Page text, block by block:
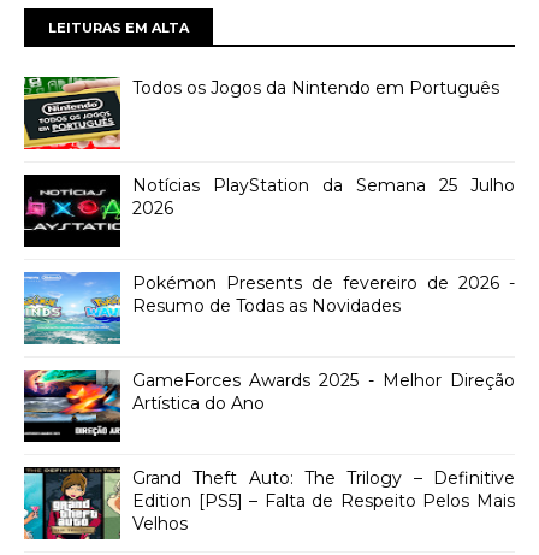
LEITURAS EM ALTA
Todos os Jogos da Nintendo em Português
Notícias PlayStation da Semana 25 Julho
2026
Pokémon Presents de fevereiro de 2026 -
Resumo de Todas as Novidades
GameForces Awards 2025 - Melhor Direção
Artística do Ano
Grand Theft Auto: The Trilogy – Definitive
Edition [PS5] – Falta de Respeito Pelos Mais
Velhos